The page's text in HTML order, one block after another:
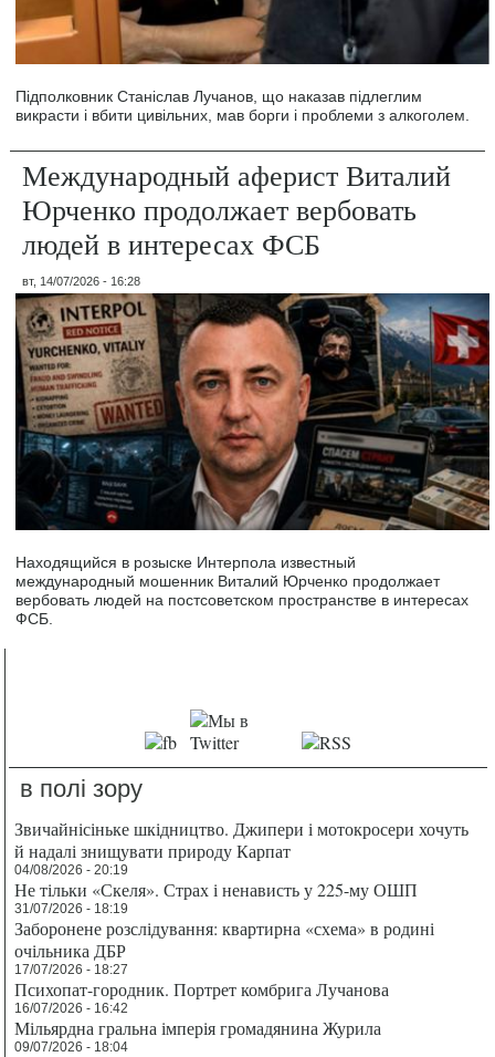
Підполковник Станіслав Лучанов, що наказав підлеглим
викрасти і вбити цивільних, мав борги і проблеми з алкоголем.
Международный аферист Виталий
Юрченко продолжает вербовать
людей в интересах ФСБ
вт, 14/07/2026 - 16:28
Находящийся в розыске Интерпола известный
международный мошенник Виталий Юрченко продолжает
вербовать людей на постсоветском пространстве в интересах
ФСБ.
в полі зору
Звичайнісіньке шкідництво. Джипери і мотокросери хочуть
й надалі знищувати природу Карпат
04/08/2026 - 20:19
Не тільки «Скеля». Страх і ненависть у 225-му ОШП
31/07/2026 - 18:19
Заборонене розслідування: квартирна «схема» в родині
очільника ДБР
17/07/2026 - 18:27
Психопат-городник. Портрет комбрига Лучанова
16/07/2026 - 16:42
Мільярдна гральна імперія громадянина Журила
09/07/2026 - 18:04